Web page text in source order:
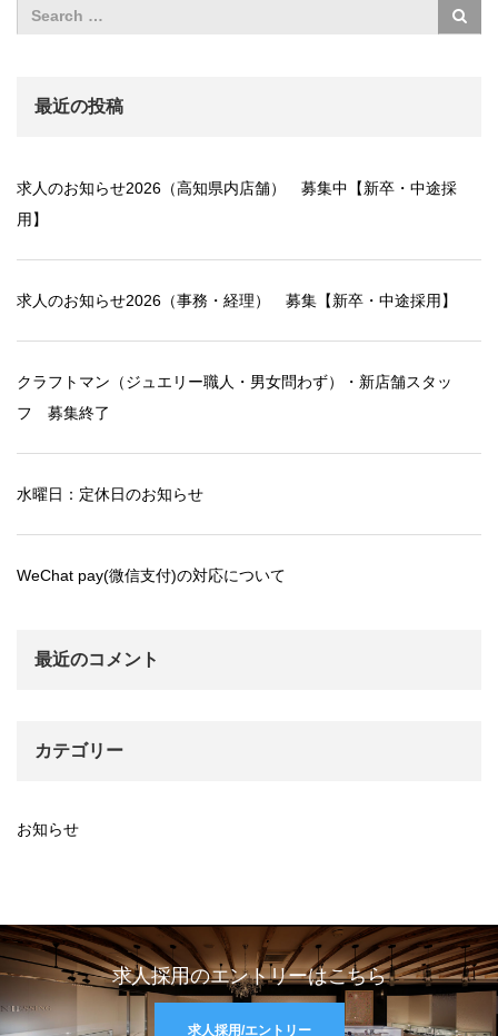
最近の投稿
求人のお知らせ2026（高知県内店舗） 募集中【新卒・中途採
用】
求人のお知らせ2026（事務・経理） 募集【新卒・中途採用】
クラフトマン（ジュエリー職人・男女問わず）・新店舗スタッ
フ 募集終了
水曜日：定休日のお知らせ
WeChat pay(微信支付)の対応について
最近のコメント
カテゴリー
お知らせ
求人採用のエントリーはこちら
求人採用/エントリー